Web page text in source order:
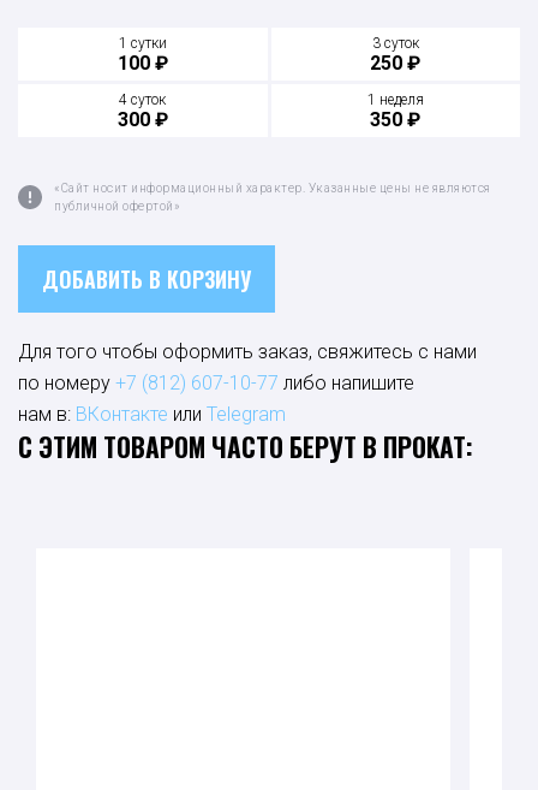
1 сутки
100 ₽
3 суток
250 ₽
4 суток
300 ₽
1 неделя
350 ₽
«Сайт носит информационный характер. Указанные цены не являются
публичной офертой»
ДОБАВИТЬ В КОРЗИНУ
Для того чтобы оформить заказ, свяжитесь с нами
по номеру +7 (812) 607-10-77 либо напишите
нам в: ВКонтакте или Telegram
С ЭТИМ ТОВАРОМ ЧАСТО БЕРУТ В ПРОКАТ: